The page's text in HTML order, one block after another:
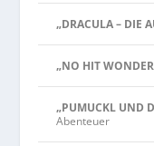
„DRACULA – DIE
„NO HIT
„PUMUCKL UND
Abenteuer